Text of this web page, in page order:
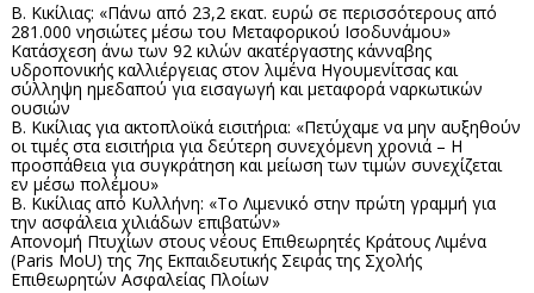
Β. Κικίλιας: «Πάνω από 23,2 εκατ. ευρώ σε περισσότερους από
281.000 νησιώτες μέσω του Μεταφορικού Ισοδυνάμου»
Κατάσχεση άνω των 92 κιλών ακατέργαστης κάνναβης
υδροπονικής καλλιέργειας στον λιμένα Ηγουμενίτσας και
σύλληψη ημεδαπού για εισαγωγή και μεταφορά ναρκωτικών
ουσιών
Β. Κικίλιας για ακτοπλοϊκά εισιτήρια: «Πετύχαμε να μην αυξηθούν
οι τιμές στα εισιτήρια για δεύτερη συνεχόμενη χρονιά – Η
προσπάθεια για συγκράτηση και μείωση των τιμών συνεχίζεται
εν μέσω πολέμου»
Β. Κικίλιας από Κυλλήνη: «Το Λιμενικό στην πρώτη γραμμή για
την ασφάλεια χιλιάδων επιβατών»
Απονομή Πτυχίων στους νέους Επιθεωρητές Κράτους Λιμένα
(Paris MoU) της 7ης Εκπαιδευτικής Σειράς της Σχολής
Επιθεωρητών Ασφαλείας Πλοίων